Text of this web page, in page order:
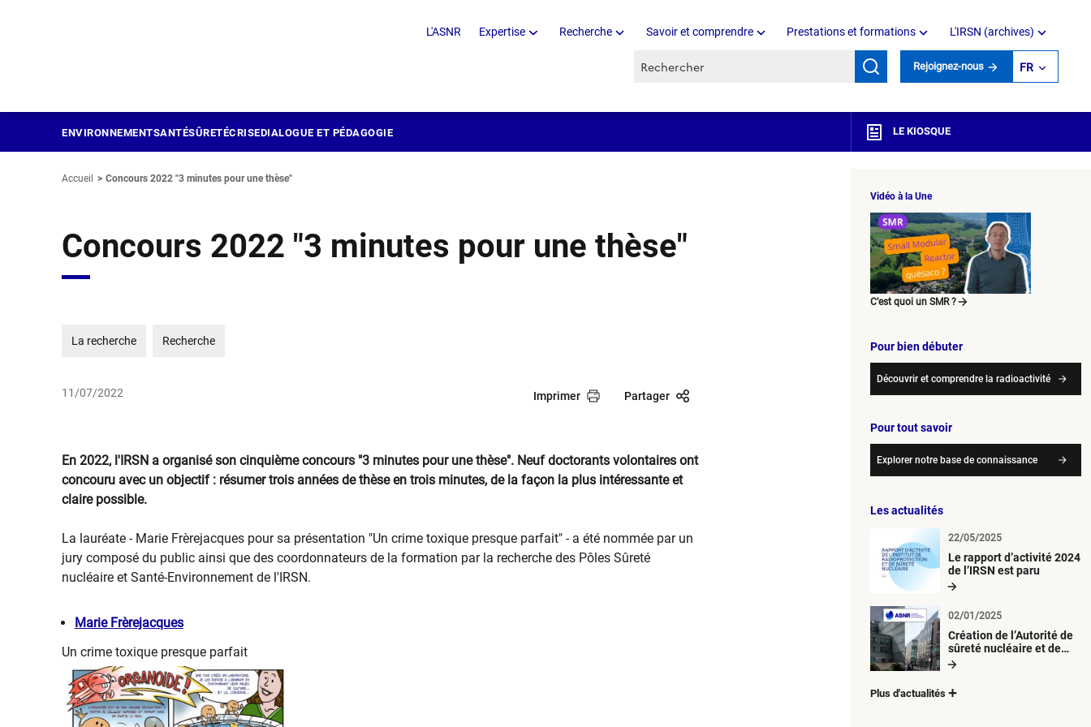
L'ASNR Expertise Recherche Savoir et comprendre Prestations et formations L'IRSN (archives)
Recherche par mots clés Rejoignez-nous FR
ENVIRONNEMENTSANTÉSÛRETÉCRISEDIALOGUE ET PÉDAGOGIE LE KIOSQUE
Accueil Concours 2022 "3 minutes pour une thèse"
Concours 2022 "3 minutes pour une thèse"
Imprimer Partager
La recherche Recherche
11/07/2022
En 2022, l'IRSN a organisé son cinquième concours "3 minutes pour une thèse". Neuf doctorants volontaires ont
concouru avec un objectif : résumer trois années de thèse en trois minutes, de la façon la plus intéressante et
claire possible.
La lauréate - Marie Frèrejacques pour sa présentation "Un crime toxique presque parfait" - a été nommée par un
jury composé du public ainsi que des coordonnateurs de la formation par la recherche des Pôles Sûreté
nucléaire et Santé-Environnement de l'IRSN.
Marie Frèrejacques
Un crime toxique presque parfait
Vidéo à la Une
C’est quoi un SMR ?
Pour bien débuter
Découvrir et comprendre la radioactivité
Pour tout savoir
Explorer notre base de connaissance
Les actualités
Le rapport d’activité 2024
de l’IRSN est paru
22/05/2025
Création de l’Autorité de
sûreté nucléaire et de
radioprotection (ASNR)
02/01/2025
Plus d'actualités